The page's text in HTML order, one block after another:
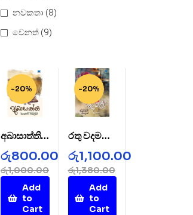
නවකතා (8)
වෙනත් (9)
-20%
අබාසාත්ති –
AbaSatht
hi
රු1,000.00
රු800.00
Add
to
Cart
-20%
රතු වදමල් –
Rathu
Wada
Mal
රු1,380.00
රු1,100.00
Add
to
Cart